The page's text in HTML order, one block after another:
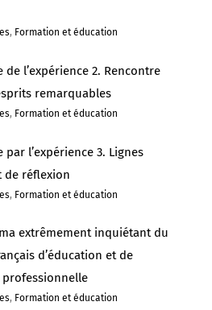
, Formation et éducation
de l’expérience 2. Rencontre
remarquables
, Formation et éducation
par l’expérience 3. Lignes
de réflexion
, Formation et éducation
extrêmement inquiétant du
d’éducation et de
, Formation et éducation